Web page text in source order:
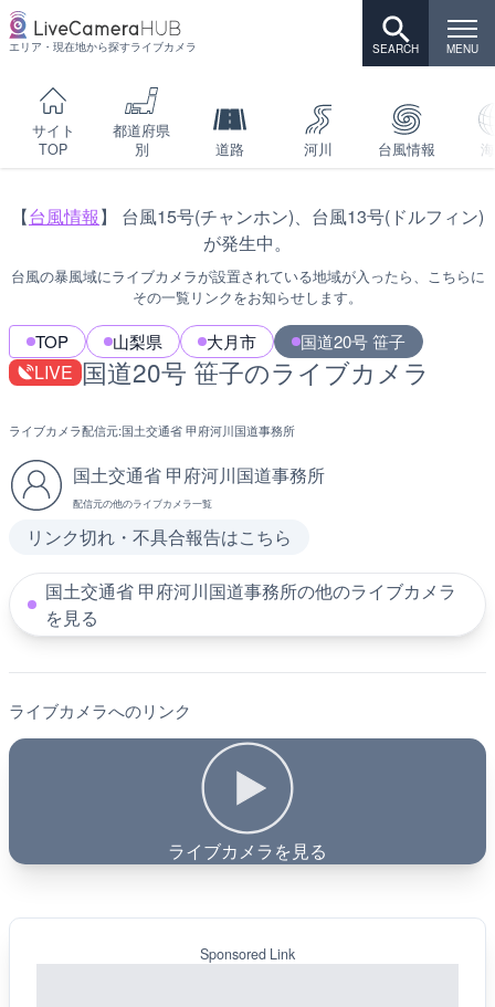
エリア・現在地から探すライブカメラ
サイト
TOP
都道府県
別
道路 河川 台風情報
【台風情報】 台風15号(チャンホン)、台風13号(ドルフィン)
が発生中。
台風の暴風域にライブカメラが設置されている地域が入ったら、こちらに
その一覧リンクをお知らせします。
TOP 山梨県 大月市 国道20号 笹子
LIVE 国道20号 笹子のライブカメラ
ライブカメラ配信元:国土交通省 甲府河川国道事務所
国土交通省 甲府河川国道事務所
配信元の他のライブカメラ一覧
リンク切れ・不具合報告はこちら
国土交通省 甲府河川国道事務所の他のライブカメラ
を見る
ライブカメラへのリンク
ライブカメラを見る
Sponsored Link